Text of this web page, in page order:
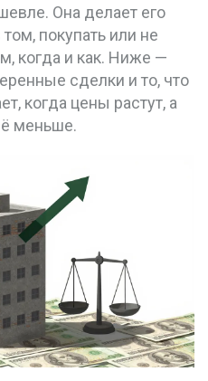
Она делает его
покупать или не
когда и как. Ниже —
сделки и то, что
когда цены растут, а
меньше.